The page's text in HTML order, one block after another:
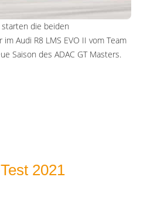
die beiden
Audi R8 LMS EVO II vom Team
Saison des ADAC GT Masters.
2021